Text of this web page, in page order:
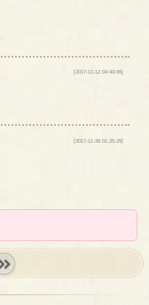
[2017-11-12 04:43:06]
[2017-11-26 01:25:29]